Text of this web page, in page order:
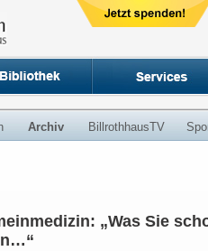
Archiv BillrothhausTV
„Was Sie